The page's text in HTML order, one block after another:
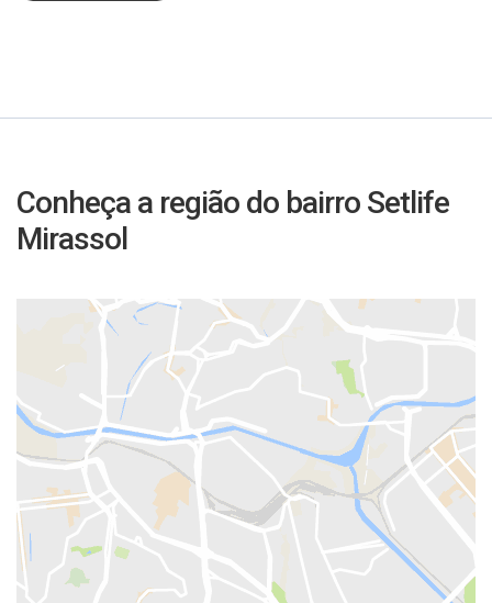
Conheça a região do bairro Setlife
Mirassol